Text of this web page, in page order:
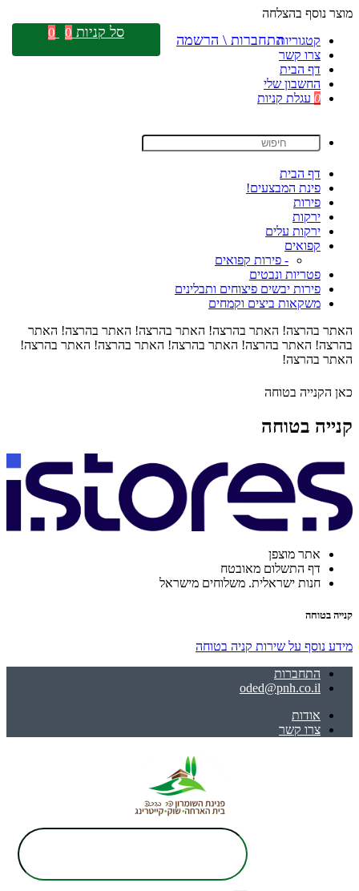
מוצר נוסף בהצלחה
קטגוריות
צרו קשר
דף הבית
החשבון שלי
0 עגלת קניות
דף הבית
פינת המבצעים!
פירות
ירקות
ירקות עלים
קפואים
- פירות קפואים
פטריות ונבטים
פירות יבשים פיצוחים ותבלינים
משקאות ביצים וקמחים
האתר בהרצה! האתר בהרצה! האתר בהרצה! האתר בהרצה! האתר
בהרצה! האתר בהרצה! האתר בהרצה! האתר בהרצה! האתר בהרצה!
האתר בהרצה!
כאן הקנייה בטוחה
קנייה בטוחה
אתר מוצפן
דף התשלום מאובטח
חנות ישראלית. משלוחים מישראל
קנייה בטוחה
מידע נוסף על שירות קניה בטוחה
התחברות
oded@pnh.co.il
אודות
צרו קשר
התחברות \ הרשמה סל קניות 0
0